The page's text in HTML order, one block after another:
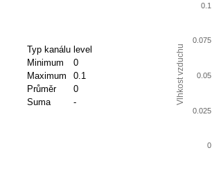
Typ kanálu level
Minimum
0
Maximum
0.1
Průměr
0
Suma
- Vlhkost vzduchu
0
0.025
0.05
0.075
0.1